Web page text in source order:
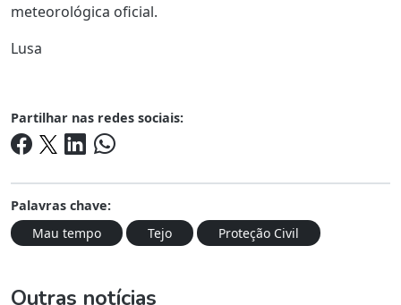
meteorológica oficial.
Lusa
Partilhar nas redes sociais:
Palavras chave:
Mau tempo
Tejo Proteção Civil
Outras notícias